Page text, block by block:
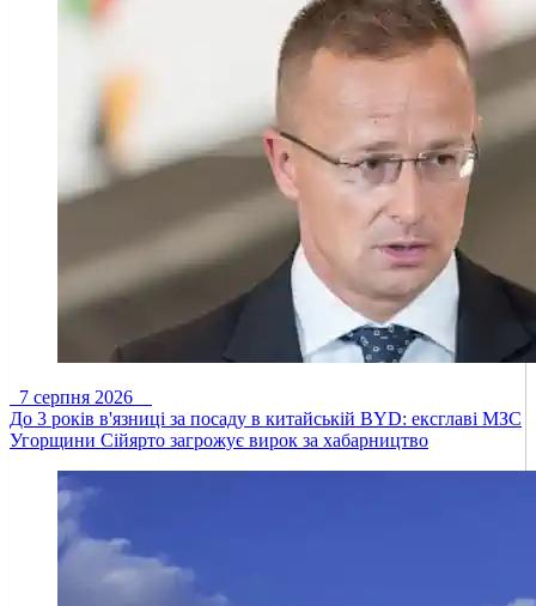
7 серпня 2026
До 3 років в'язниці за посаду в китайській BYD: ексглаві МЗС
Угорщини Сійярто загрожує вирок за хабарництво